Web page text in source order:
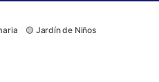
🟡 Jardín de Niños